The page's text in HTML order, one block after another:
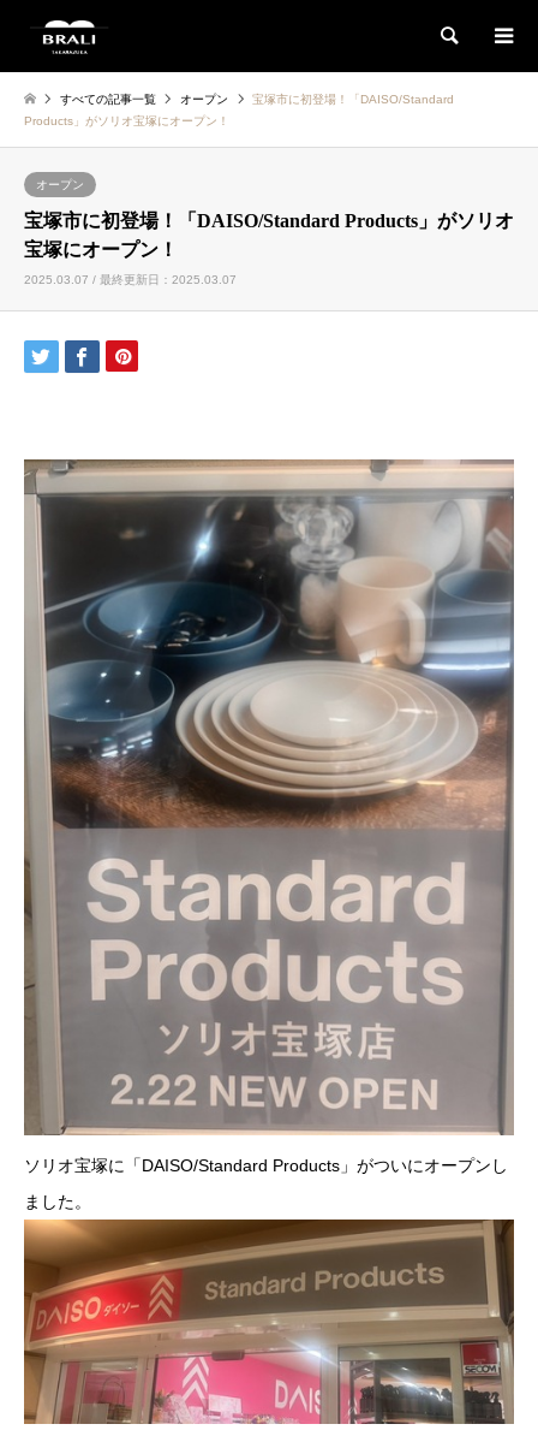
検索
すべての記事一覧 オープン
宝塚市に初登場！「DAISO/Standard
Products」がソリオ宝塚にオープン！
オープン
宝塚市に初登場！「DAISO/Standard Products」がソリオ
宝塚にオープン！
2025.03.07 / 最終更新日：2025.03.07
ソリオ宝塚に「DAISO/Standard Products」がついにオープンし
ました。